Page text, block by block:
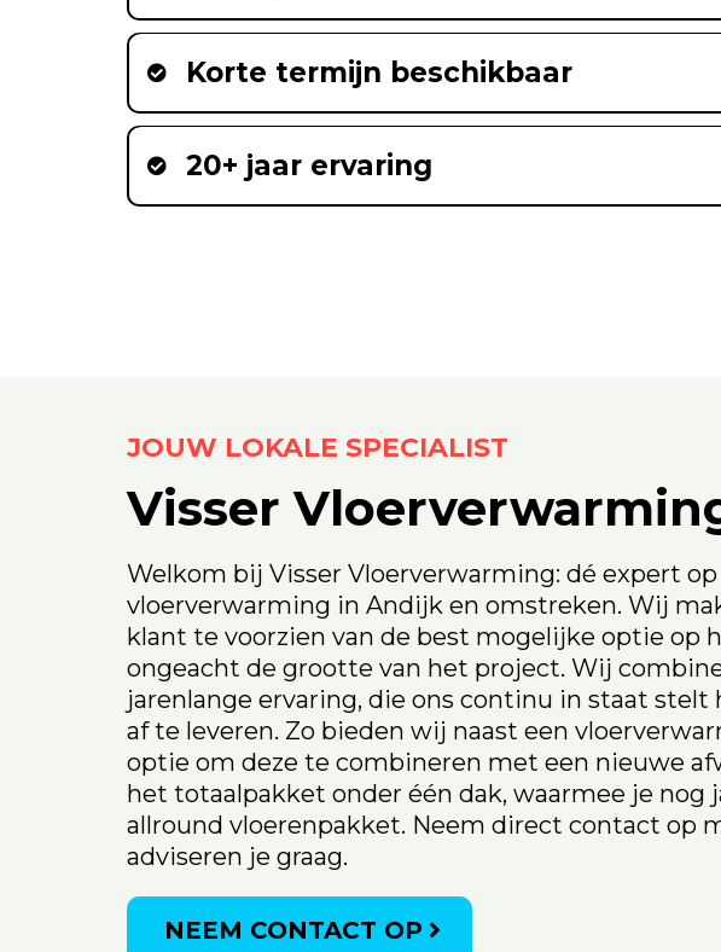
Korte termijn beschikbaar
20+ jaar ervaring
JOUW LOKALE SPECIALIST
Visser
Welkom bij Visser Vloerverwarming: dé expert
vloerverwarming in Andijk en omstreken. Wij
klant te voorzien van de best mogelijke optie op
ongeacht de grootte van het project. Wij
jarenlange ervaring, die ons continu in staat
af te leveren. Zo bieden wij naast een
optie om deze te combineren met een nieuwe
het totaalpakket onder één dak, waarmee je nog
allround vloerenpakket. Neem direct contact op
adviseren je graag.
NEEM CONTACT OP